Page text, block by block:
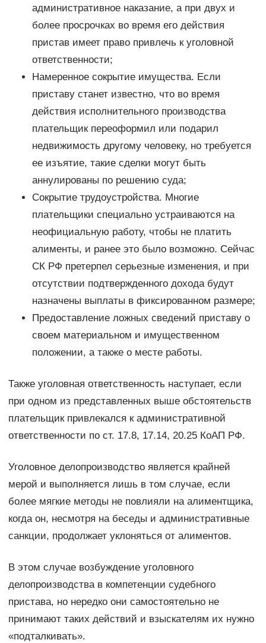
административное наказание, а при двух и
более просрочках во время его действия
пристав имеет право привлечь к уголовной
ответственности;
Намеренное сокрытие имущества. Если
приставу станет известно, что во время
действия исполнительного производства
плательщик переоформил или подарил
недвижимость другому человеку, но требуется
ее изъятие, такие сделки могут быть
аннулированы по решению суда;
Сокрытие трудоустройства. Многие
плательщики специально устраиваются на
неофициальную работу, чтобы не платить
алименты, и ранее это было возможно. Сейчас
СК РФ претерпел серьезные изменения, и при
отсутствии подтвержденного дохода будут
назначены выплаты в фиксированном размере;
Предоставление ложных сведений приставу о
своем материальном и имущественном
положении, а также о месте работы.
Также уголовная ответственность наступает, если
при одном из представленных выше обстоятельств
плательщик привлекался к административной
ответственности по ст. 17.8, 17.14, 20.25 КоАП РФ.
Уголовное делопроизводство является крайней
мерой и выполняется лишь в том случае, если
более мягкие методы не повлияли на алиментщика,
когда он, несмотря на беседы и административные
санкции, продолжает уклоняться от алиментов.
В этом случае возбуждение уголовного
делопроизводства в компетенции судебного
пристава, но нередко они самостоятельно не
принимают таких действий и взыскателям их нужно
«подталкивать».